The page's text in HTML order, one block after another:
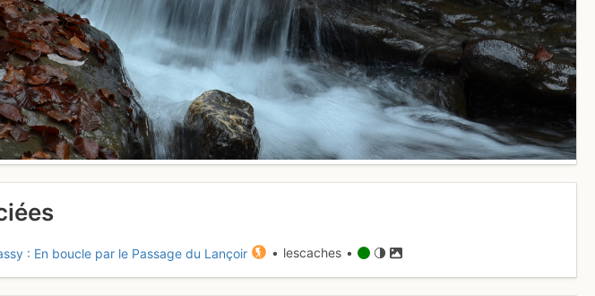
: En boucle par le Passage du Lançoir • lescaches •